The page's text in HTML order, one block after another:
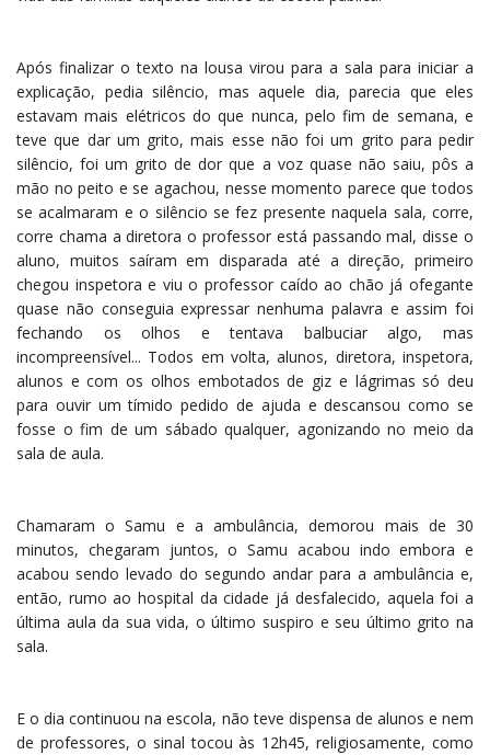
Após finalizar o texto na lousa virou para a sala para iniciar a
explicação, pedia silêncio, mas aquele dia, parecia que eles
estavam mais elétricos do que nunca, pelo fim de semana, e
teve que dar um grito, mais esse não foi um grito para pedir
silêncio, foi um grito de dor que a voz quase não saiu, pôs a
mão no peito e se agachou, nesse momento parece que todos
se acalmaram e o silêncio se fez presente naquela sala, corre,
corre chama a diretora o professor está passando mal, disse o
aluno, muitos saíram em disparada até a direção, primeiro
chegou inspetora e viu o professor caído ao chão já ofegante
quase não conseguia expressar nenhuma palavra e assim foi
fechando os olhos e tentava balbuciar algo, mas
incompreensível... Todos em volta, alunos, diretora, inspetora,
alunos e com os olhos embotados de giz e lágrimas só deu
para ouvir um tímido pedido de ajuda e descansou como se
fosse o fim de um sábado qualquer, agonizando no meio da
sala de aula.
Chamaram o Samu e a ambulância, demorou mais de 30
minutos, chegaram juntos, o Samu acabou indo embora e
acabou sendo levado do segundo andar para a ambulância e,
então, rumo ao hospital da cidade já desfalecido, aquela foi a
última aula da sua vida, o último suspiro e seu último grito na
sala.
E o dia continuou na escola, não teve dispensa de alunos e nem
de professores, o sinal tocou às 12h45, religiosamente, como